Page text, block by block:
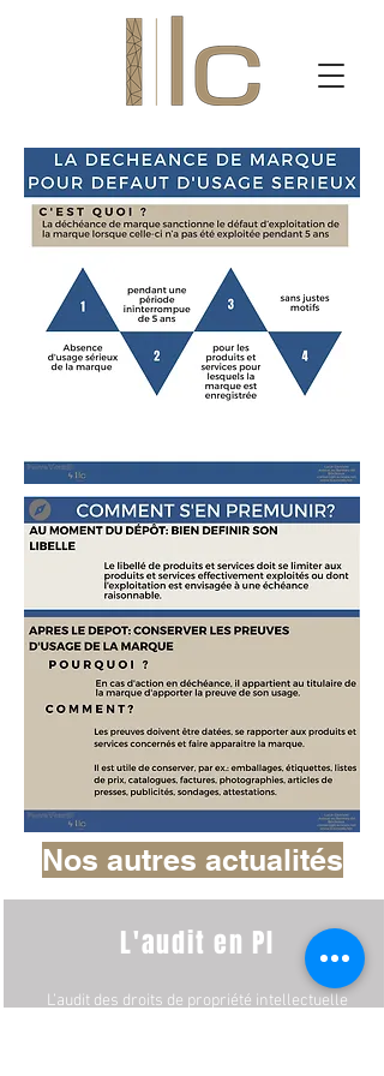
Nos autres actualités
L'audit en PI
L’audit des droits de propriété intellectuelle